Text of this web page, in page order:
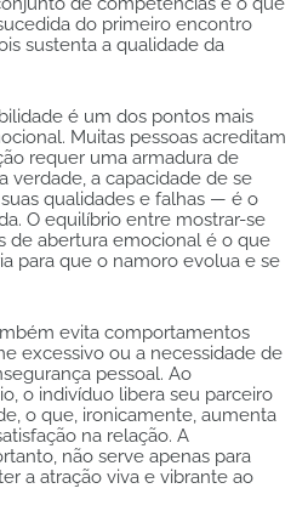
do primeiro encontro
sustenta a qualidade da
é um dos pontos mais
Muitas pessoas acreditam
requer uma armadura de
verdade, a capacidade de se
qualidades e falhas — é o
O equilíbrio entre mostrar-se
de abertura emocional é o que
para que o namoro evolua e se
evita comportamentos
excessivo ou a necessidade de
pessoal. Ao
o indivíduo libera seu parceiro
o que, ironicamente, aumenta
na relação. A
não serve apenas para
a atração viva e vibrante ao